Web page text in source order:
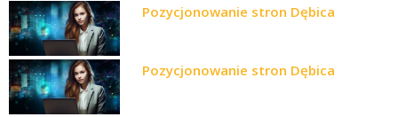
Pozycjonowanie stron Dębica
Pozycjonowanie stron Dębica